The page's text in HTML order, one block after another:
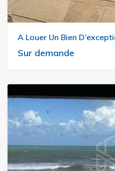
A Louer Un Bien
Sur demande